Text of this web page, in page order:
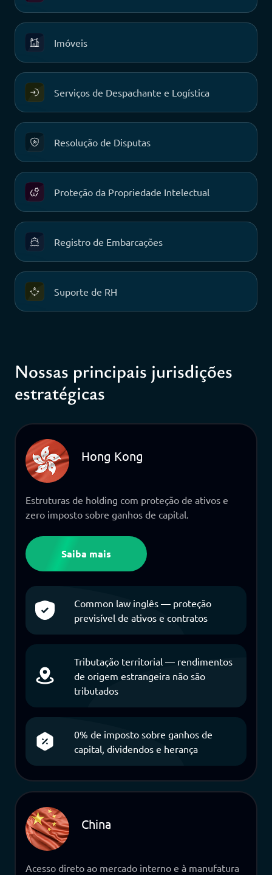
Imóveis
Serviços de Despachante e Logística
Resolução de Disputas
Proteção da Propriedade Intelectual
Registro de Embarcações
Suporte de RH
Nossas principais jurisdições
estratégicas
Hong Kong
Estruturas de holding com proteção de ativos e
zero imposto sobre ganhos de capital.
Saiba mais
Common law inglês — proteção
previsível de ativos e contratos
Tributação territorial — rendimentos
de origem estrangeira não são
tributados
0% de imposto sobre ganhos de
capital, dividendos e herança
China
Acesso direto ao mercado interno e à manufatura